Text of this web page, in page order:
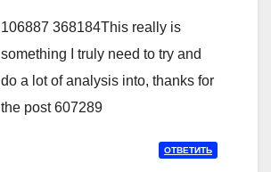
106887 368184This really is
something I truly need to try and
do a lot of analysis into, thanks for
the post 607289
ОТВЕТИТЬ